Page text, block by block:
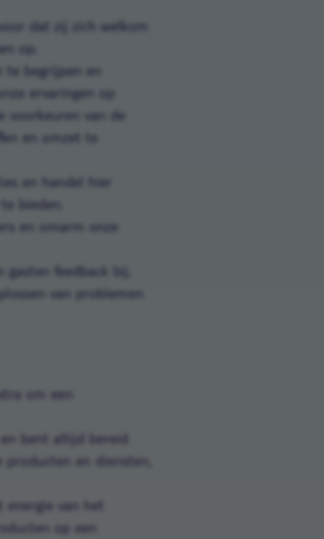
dat zij zich welkom
op.
te begrijpen en
ervaringen op
voorkeuren van de
en omzet te
en handel hier
bieden.
en omarm onze
feedback bij.
van problemen
om een
bent altijd bereid
en diensten,
van het
op een